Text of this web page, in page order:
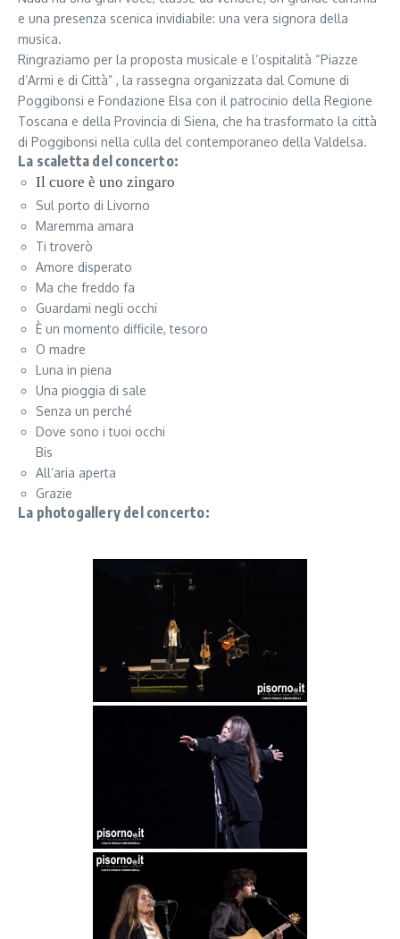
e una presenza scenica invidiabile: una vera signora della
musica.
Ringraziamo per la proposta musicale e l’ospitalità “Piazze
d’Armi e di Città” , la rassegna organizzata dal Comune di
Poggibonsi e Fondazione Elsa con il patrocinio della Regione
Toscana e della Provincia di Siena, che ha trasformato la città
di Poggibonsi nella culla del contemporaneo della Valdelsa.
La scaletta del concerto:
Il cuore è uno zingaro
Sul porto di Livorno
Maremma amara
Ti troverò
Amore disperato
Ma che freddo fa
Guardami negli occhi
È un momento difficile, tesoro
O madre
Luna in piena
Una pioggia di sale
Senza un perché
Dove sono i tuoi occhi
Bis
All’aria aperta
Grazie
La photogallery del concerto: